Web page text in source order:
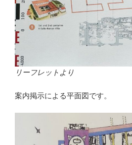
リーフレットより
案内掲示による平面図です。